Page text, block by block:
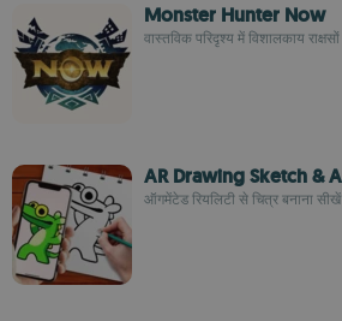
Monster Hunter Now
वास्तविक परिदृश्य में विशालकाय
AR Drawing Sketch &
ऑगमेंटेड रियलिटी से चित्र बनाना सीखें